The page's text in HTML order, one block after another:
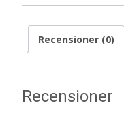
Recensioner (0)
Recensioner